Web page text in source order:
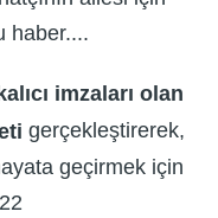
haber....
kalıcı imzaları olan
gerçekleştirerek,
geçirmek için